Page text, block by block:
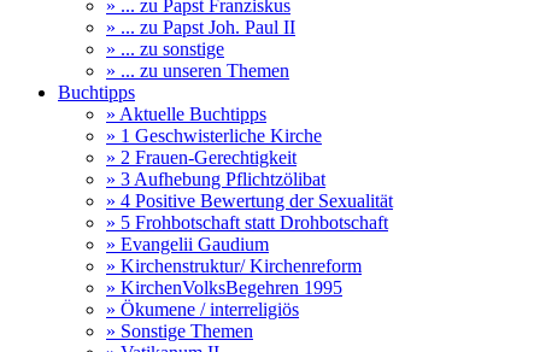
» ... zu Papst Franziskus
» ... zu Papst Joh. Paul II
» ... zu sonstige
» ... zu unseren Themen
Buchtipps
» Aktuelle Buchtipps
» 1 Geschwisterliche Kirche
» 2 Frauen-Gerechtigkeit
» 3 Aufhebung Pflichtzölibat
» 4 Positive Bewertung der Sexualität
» 5 Frohbotschaft statt Drohbotschaft
» Evangelii Gaudium
» Kirchenstruktur/ Kirchenreform
» KirchenVolksBegehren 1995
» Ökumene / interreligiös
» Sonstige Themen